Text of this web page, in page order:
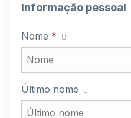
Informação pessoal
Nome *
Último nome